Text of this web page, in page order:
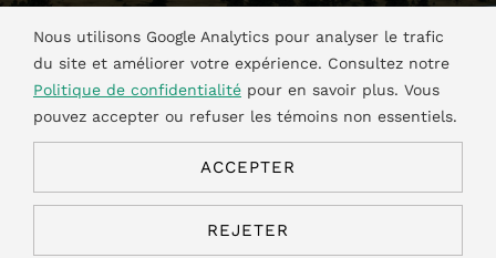
De Produits D’huiles Et Glycol
Usagés.
©2026. Tous droits réservés.Politique de confidentialité|
Conditions d’utilisation
Nous utilisons Google Analytics pour analyser le trafic
du site et améliorer votre expérience. Consultez notre
Politique de confidentialité pour en savoir plus. Vous
pouvez accepter ou refuser les témoins non essentiels.
ACCEPTER
REJETER